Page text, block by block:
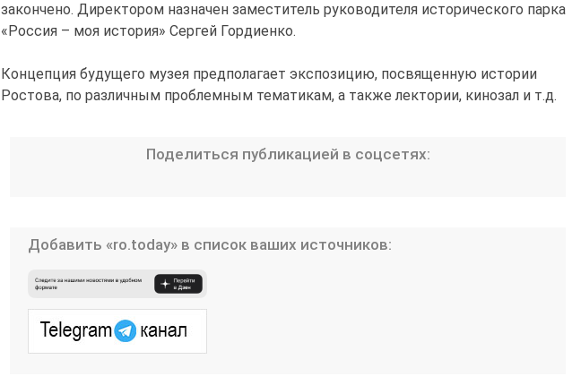
закончено. Директором назначен заместитель руководителя исторического парка
«Россия – моя история» Сергей Гордиенко.
Концепция будущего музея предполагает экспозицию, посвященную истории
Ростова, по различным проблемным тематикам, а также лектории, кинозал и т.д.
Поделиться публикацией в соцсетях:
Добавить «ro.today» в список ваших источников: